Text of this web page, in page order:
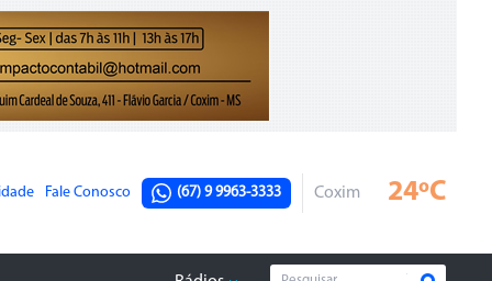
Fale Conosco (67) 9 9963-3333 Coxim 24ºC